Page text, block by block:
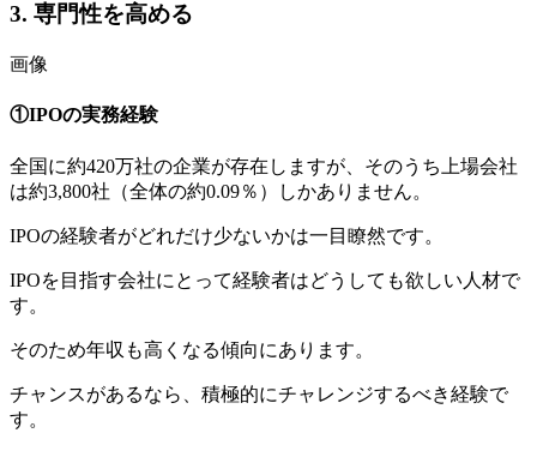
3. 専門性を高める
画像
①IPOの実務経験
全国に約420万社の企業が存在しますが、そのうち上場会社
は約3,800社（全体の約0.09％）しかありません。
IPOの経験者がどれだけ少ないかは一目瞭然です。
IPOを目指す会社にとって経験者はどうしても欲しい人材で
す。
そのため年収も高くなる傾向にあります。
チャンスがあるなら、積極的にチャレンジするべき経験で
す。